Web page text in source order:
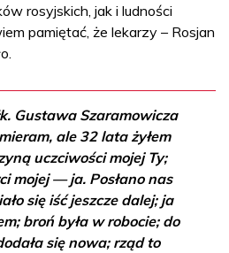
rosyjskich, jak i ludności
pamiętać, że lekarzy – Rosjan
Gustawa Szaramowicza
ale 32 lata żyłem
uczciwości mojej Ty;
mojej — ja. Posłano nas
się iść jeszcze dalej; ja
broń była w robocie; do
się nowa; rząd to